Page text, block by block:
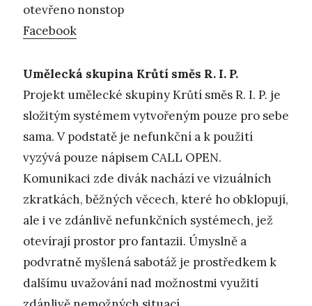
otevřeno nonstop
Facebook
Umělecká skupina Krůtí směs R. I. P.
Projekt umělecké skupiny Krůtí směs R. I. P. je
složitým systémem vytvořeným pouze pro sebe
sama. V podstatě je nefunkční a k použití
vyzývá pouze nápisem CALL OPEN.
Komunikaci zde divák nachází ve vizuálních
zkratkách, běžných věcech, které ho obklopují,
ale i ve zdánlivě nefunkčních systémech, jež
otevírají prostor pro fantazii. Úmyslně a
podvratně myšlená sabotáž je prostředkem k
dalšímu uvažování nad možnostmi využití